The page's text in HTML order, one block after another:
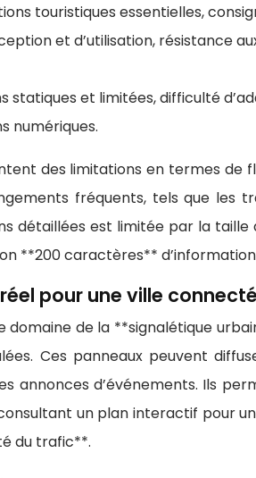
touristiques essentielles,
et d’utilisation, résistance
statiques et limitées, difficulté
numériques.
des limitations en termes
fréquents, tels que les
détaillées est limitée par la
**200 caractères**
pour une ville
de la **signalétique
Ces panneaux peuvent
d’événements. Ils
un plan interactif pour
du trafic**.